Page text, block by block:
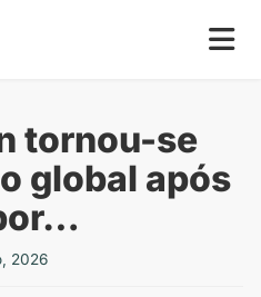
tornou-se
global após
2026